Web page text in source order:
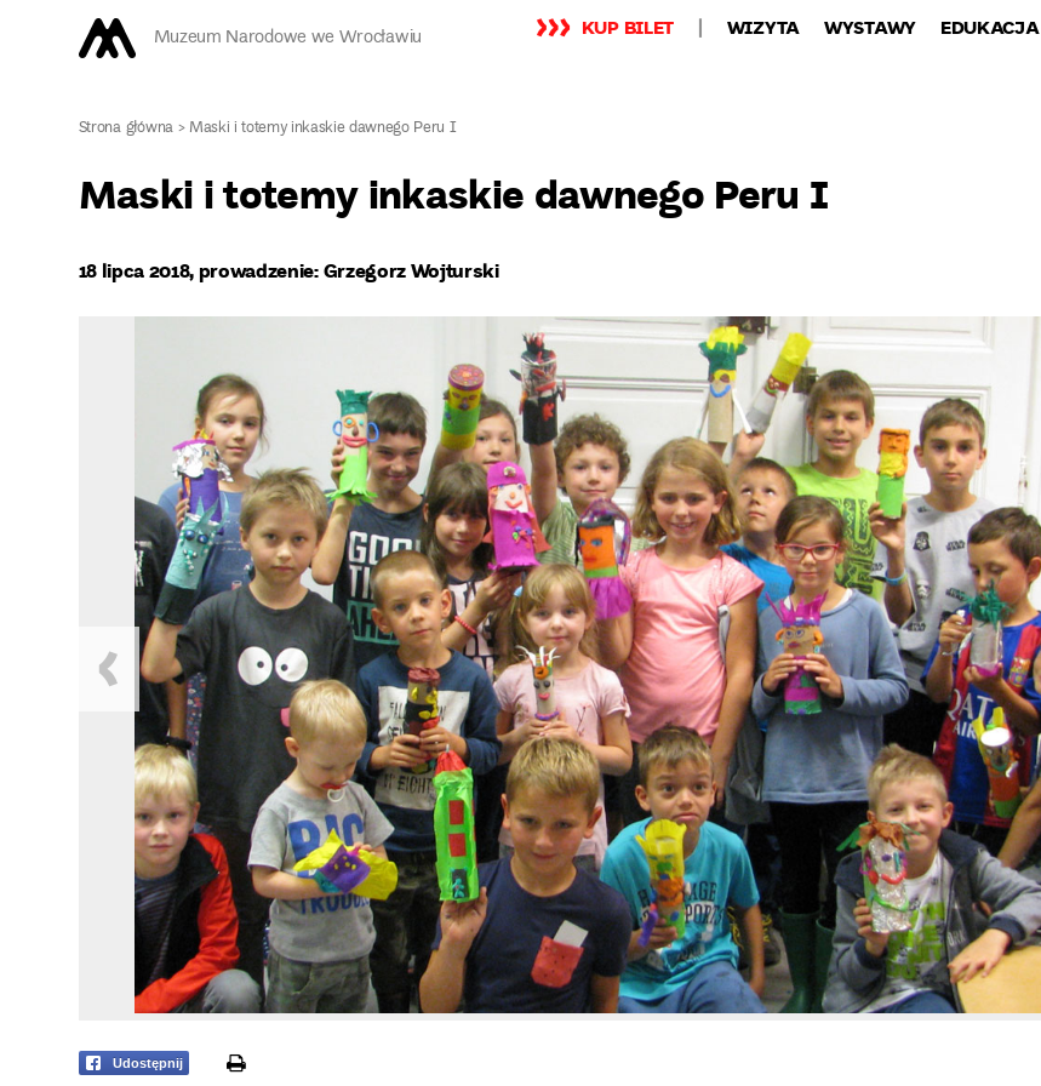
Muzeum Narodowe we Wrocławiu KUP BILET WIZYTA WYSTAWY EDUKACJA
Strona główna>Maski i totemy inkaskie dawnego Peru I
Maski i totemy inkaskie dawnego Peru I
18 lipca 2018, prowadzenie: Grzegorz Wojturski
Udostępnij print